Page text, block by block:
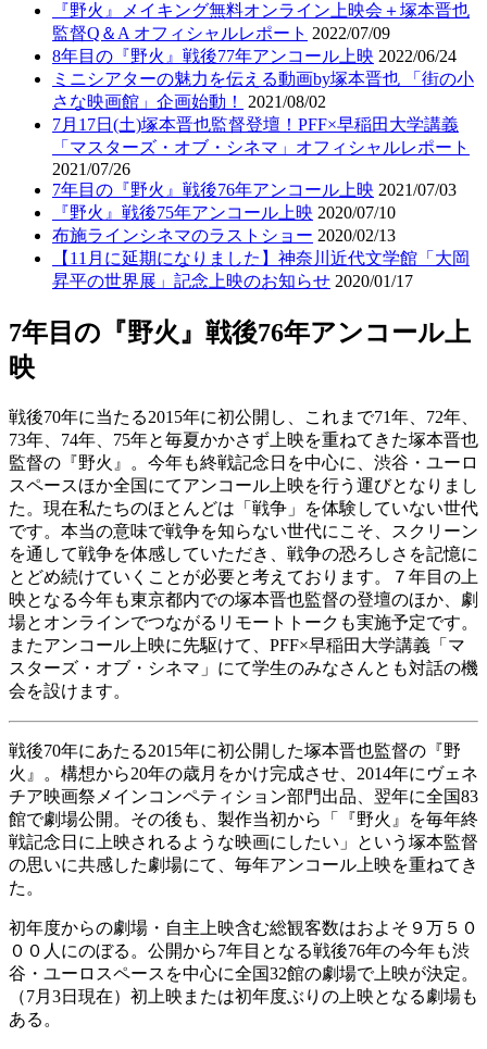
『野火』メイキング無料オンライン上映会＋塚本晋也
監督Q＆A オフィシャルレポート 2022/07/09
8年目の『野火』戦後77年アンコール上映 2022/06/24
ミニシアターの魅力を伝える動画by塚本晋也 「街の小
さな映画館」企画始動！
2021/08/02
7月17日(土)塚本晋也監督登壇！PFF×早稲田大学講義
「マスターズ・オブ・シネマ」オフィシャルレポート
2021/07/26
7年目の『野火』戦後76年アンコール上映 2021/07/03
『野火』戦後75年アンコール上映 2020/07/10
布施ラインシネマのラストショー 2020/02/13
【11月に延期になりました】神奈川近代文学館「大岡
昇平の世界展」記念上映のお知らせ 2020/01/17
7年目の『野火』戦後76年アンコール上
映
戦後70年に当たる2015年に初公開し、これまで71年、72年、
73年、74年、75年と毎夏かかさず上映を重ねてきた塚本晋也
監督の『野火』。今年も終戦記念日を中心に、渋谷・ユーロ
スペースほか全国にてアンコール上映を行う運びとなりまし
た。現在私たちのほとんどは「戦争」を体験していない世代
です。本当の意味で戦争を知らない世代にこそ、スクリーン
を通して戦争を体感していただき、戦争の恐ろしさを記憶に
とどめ続けていくことが必要と考えております。７年目の上
映となる今年も東京都内での塚本晋也監督の登壇のほか、劇
場とオンラインでつながるリモートトークも実施予定です。
またアンコール上映に先駆けて、PFF×早稲田大学講義「マ
スターズ・オブ・シネマ」にて学生のみなさんとも対話の機
会を設けます。
戦後70年にあたる2015年に初公開した塚本晋也監督の『野
火』。構想から20年の歳月をかけ完成させ、2014年にヴェネ
チア映画祭メインコンペティション部門出品、翌年に全国83
館で劇場公開。その後も、製作当初から「『野火』を毎年終
戦記念日に上映されるような映画にしたい」という塚本監督
の思いに共感した劇場にて、毎年アンコール上映を重ねてき
た。
初年度からの劇場・自主上映含む総観客数はおよそ９万５０
００人にのぼる。公開から7年目となる戦後76年の今年も渋
谷・ユーロスペースを中心に全国32館の劇場で上映が決定。
（7月3日現在）初上映または初年度ぶりの上映となる劇場も
ある。